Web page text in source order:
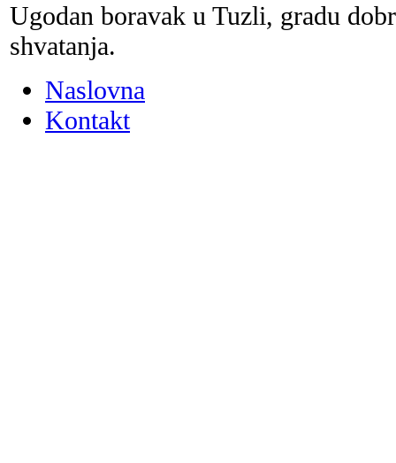
Ugodan boravak u Tuzli, gradu
shvatanja.
Naslovna
Kontakt